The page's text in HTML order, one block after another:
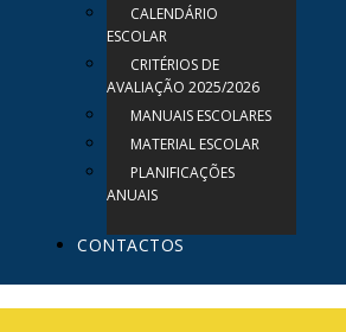
CALENDÁRIO
ESCOLAR
CRITÉRIOS DE
AVALIAÇÃO 2025/2026
MANUAIS ESCOLARES
MATERIAL ESCOLAR
PLANIFICAÇÕES
ANUAIS
CONTACTOS